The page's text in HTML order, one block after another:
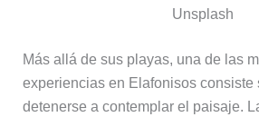
Unsplash
Más allá de sus playas, una de las
experiencias en Elafonisos consiste
detenerse a contemplar el paisaje.